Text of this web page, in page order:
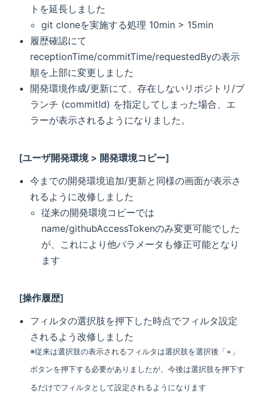
トを延長しました
git cloneを実施する処理 10min > 15min
履歴確認にて
receptionTime/commitTime/requestedByの表示
順を上部に変更しました
開発環境作成/更新にて、存在しないリポジトリ/ブ
ランチ (commitId) を指定してしまった場合、エ
ラーが表示されるようになりました。
[ユーザ開発環境 > 開発環境コピー]
今までの開発環境追加/更新と同様の画面が表示さ
れるように改修しました
従来の開発環境コピーでは
name/githubAccessTokenのみ変更可能でした
が、これにより他パラメータも修正可能となり
ます
[操作履歴]
フィルタの選択肢を押下した時点でフィルタ設定
されるよう改修しました
※従来は選択肢の表示されるフィルタは選択肢を選択後「+」
ボタンを押下する必要がありましたが、今後は選択肢を押下す
るだけでフィルタとして設定されるようになります